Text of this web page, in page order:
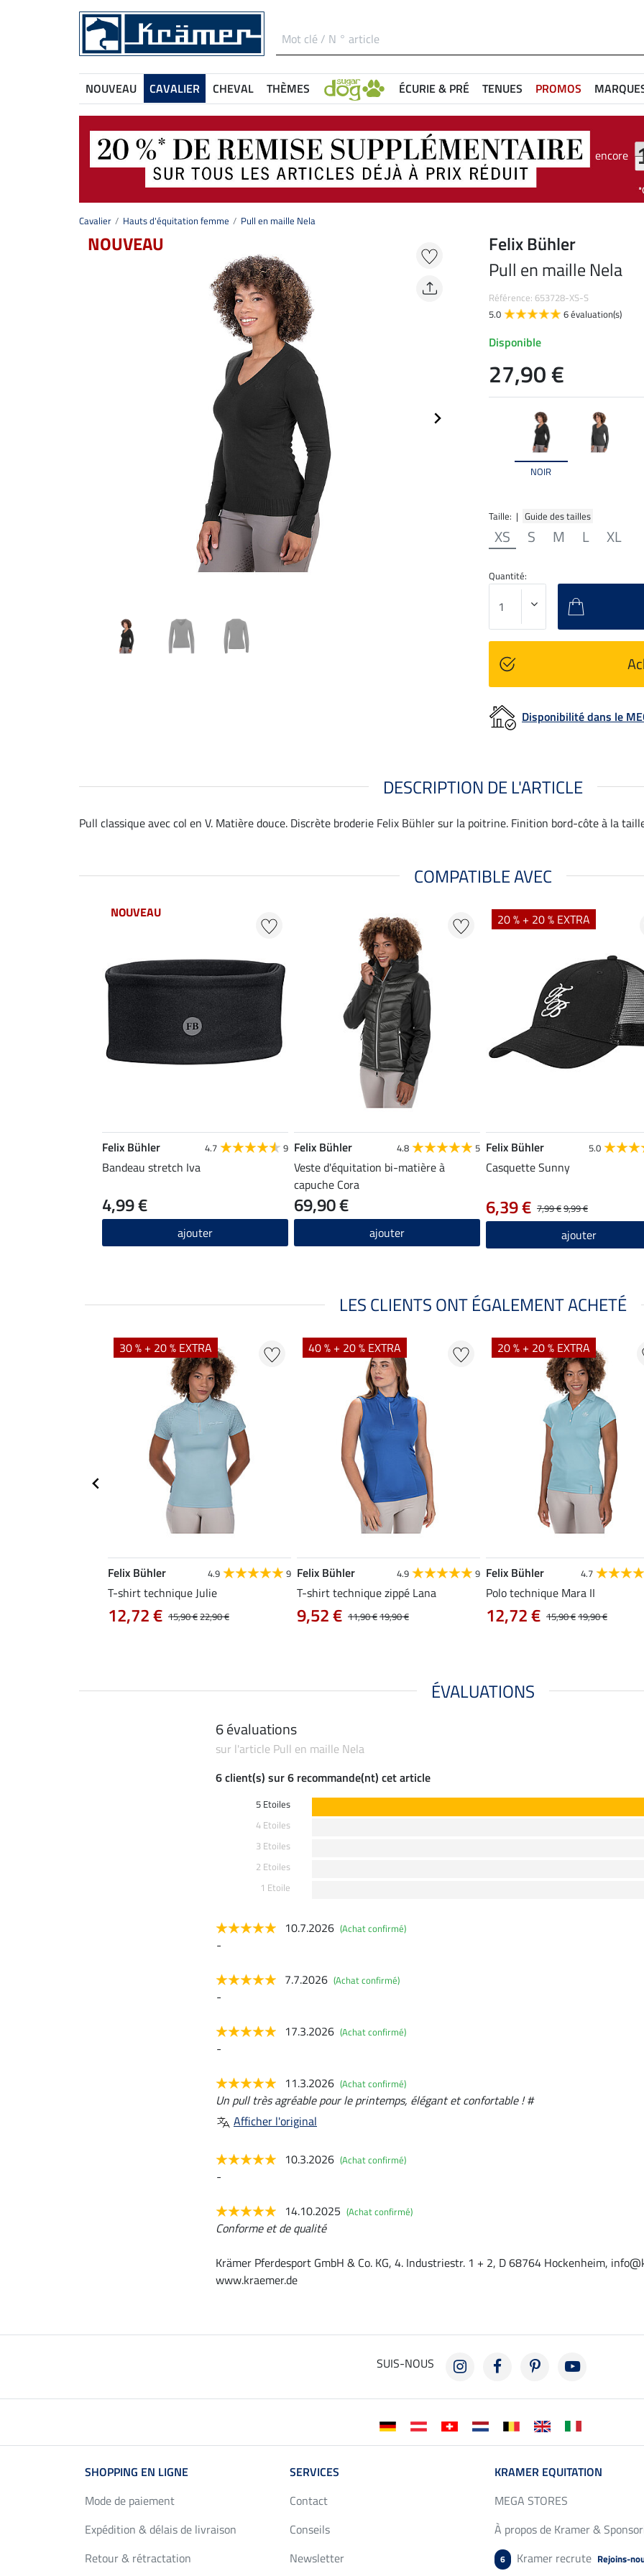
NOUVEAU CAVALIER CHEVAL THÈMES ÉCURIE & PRÉ TENUES PROMOS
encore
Cavalier Hauts d'équitation femme Pull en maille Nela
NOUVEAU
NOIR
Taille: | Guide des tailles
XS S M L XL
Felix Bühler
Pull en maille Nela
Référence: 653728-XS-S
5.0
6 évaluation(s)
Disponible
27,90 €
Quantité:
Disponibilité dans le
DESCRIPTION DE L'ARTICLE
Pull classique avec col en V. Matière douce. Discrète broderie Felix Bühler sur la poitrine. Finition bord-côte à la
COMPATIBLE AVEC
NOUVEAU
Felix Bühler 4.7 9
Bandeau stretch Iva
4,99 €
ajouter
Felix Bühler 4.8 5
Veste d'équitation bi-matière à
capuche Cora
69,90 €
ajouter
20 % + 20 % EXTRA
Felix Bühler 5.0
Casquette Sunny
7,99 €9,99 €
6,39 €
ajouter
LES CLIENTS ONT ÉGALEMENT ACHETÉ
30 % + 20 % EXTRA
Felix Bühler 4.9 9
T-shirt technique Julie
15,90 €22,90 €
12,72 €
40 % + 20 % EXTRA
Felix Bühler 4.9 9
T-shirt technique zippé Lana
11,90 €19,90 €
9,52 €
20 % + 20 % EXTRA
Felix Bühler 4.7
Polo technique Mara II
15,90 €19,90 €
12,72 €
ÉVALUATIONS
6 évaluations
sur l'article Pull en maille Nela
6 client(s) sur 6 recommande(nt) cet article
5 Etoiles
4 Etoiles
3 Etoiles
2 Etoiles
1 Etoile
10.7.2026 (Achat confirmé)
-
7.7.2026 (Achat confirmé)
-
17.3.2026 (Achat confirmé)
-
11.3.2026 (Achat confirmé)
Un pull très agréable pour le printemps, élégant et confortable ! #
Afficher l'original
10.3.2026 (Achat confirmé)
-
14.10.2025 (Achat confirmé)
Conforme et de qualité
Krämer Pferdesport GmbH & Co. KG, 4. Industriestr. 1 + 2, D 68764 Hockenheim,
www.kraemer.de
SUIS-NOUS
SHOPPING EN LIGNE
Mode de paiement
Expédition & délais de livraison
Retour & rétractation
SERVICES
Contact
Conseils
Newsletter
KRAMER EQUITATION
MEGA STORES
À propos de Kramer &
6 Kramer recrute Rejoins-